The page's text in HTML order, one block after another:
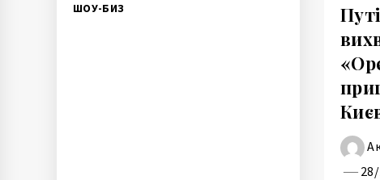
ШОУ-БИЗ